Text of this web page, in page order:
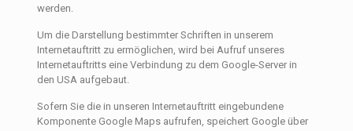
werden.
Um die Darstellung bestimmter Schriften in unserem
Internetauftritt zu ermöglichen, wird bei Aufruf unseres
Internetauftritts eine Verbindung zu dem Google-Server in
den USA aufgebaut.
Sofern Sie die in unseren Internetauftritt eingebundene
Komponente Google Maps aufrufen, speichert Google über